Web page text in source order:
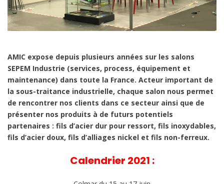
AMIC expose depuis plusieurs années sur les salons
SEPEM Industrie (services, process, équipement et
maintenance) dans toute la France. Acteur important de
la sous-traitance industrielle, chaque salon nous permet
de rencontrer nos clients dans ce secteur ainsi que de
présenter nos produits à de futurs potentiels
partenaires : fils d’acier dur pour ressort, fils inoxydables,
fils d’acier doux, fils d’alliages nickel et fils non-ferreux.
Calendrier 2021 :